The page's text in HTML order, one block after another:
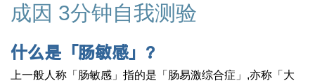
成因 3分钟自我测验
什么是「肠敏感」 ?
上一般人称「肠敏感」指的是「肠易激综合症」,亦称「大